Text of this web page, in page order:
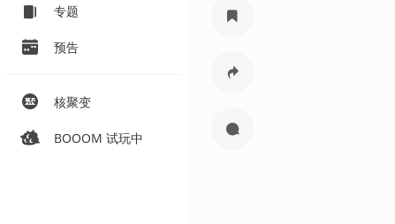
专题
预告
核聚变
BOOOM 试玩中